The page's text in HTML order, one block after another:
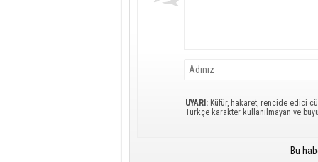
UYARI: Küfür, hakaret, rencide edici
Türkçe karakter kullanılmayan ve
Bu